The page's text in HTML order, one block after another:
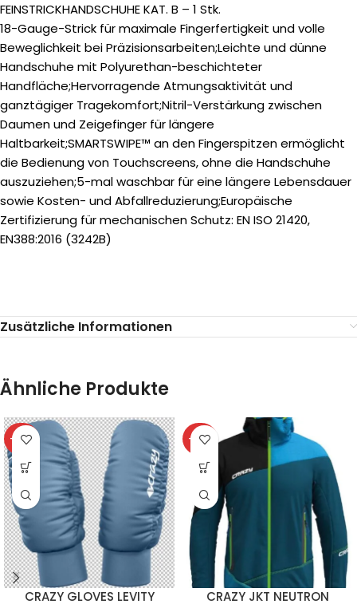
FEINSTRICKHANDSCHUHE KAT. B – 1 Stk.
18-Gauge-Strick für maximale Fingerfertigkeit und volle
Beweglichkeit bei Präzisionsarbeiten;Leichte und dünne
Handschuhe mit Polyurethan-beschichteter
Handfläche;Hervorragende Atmungsaktivität und
ganztägiger Tragekomfort;Nitril-Verstärkung zwischen
Daumen und Zeigefinger für längere
Haltbarkeit;SMARTSWIPE™ an den Fingerspitzen ermöglicht
die Bedienung von Touchscreens, ohne die Handschuhe
auszuziehen;5-mal waschbar für eine längere Lebensdauer
sowie Kosten- und Abfallreduzierung;Europäische
Zertifizierung für mechanischen Schutz: EN ISO 21420,
EN388:2016 (3242B)
Zusätzliche Informationen
Ähnliche Produkte
-40%
CRAZY GLOVES LEVITY
-40%
CRAZY JKT NEUTRON